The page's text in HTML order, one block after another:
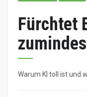
Fürchtet
Warum KI toll ist und